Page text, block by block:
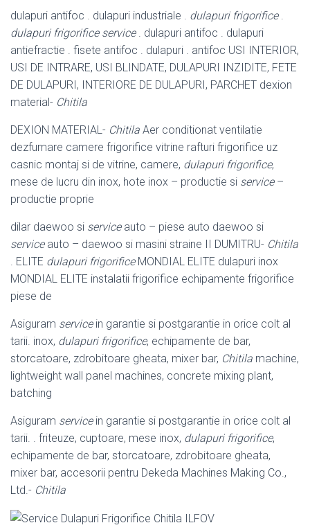
dulapuri antifoc . dulapuri industriale . dulapuri frigorifice.
dulapuri frigorifice service. dulapuri antifoc . dulapuri
antiefractie . fisete antifoc . dulapuri . antifoc USI INTERIOR,
USI DE INTRARE, USI BLINDATE, DULAPURI INZIDITE, FETE
DE DULAPURI, INTERIORE DE DULAPURI, PARCHET dexion
material- Chitila
DEXION MATERIAL- Chitila Aer conditionat ventilatie
dezfumare camere frigorifice vitrine rafturi frigorifice uz
casnic montaj si de vitrine, camere, dulapuri frigorifice,
mese de lucru din inox, hote inox – productie si service–
productie proprie
dilar daewoo si serviceauto – piese auto daewoo si
serviceauto – daewoo si masini straine II DUMITRU- Chitila
. ELITE dulapuri frigorificeMONDIAL ELITE dulapuri inox
MONDIAL ELITE instalatii frigorifice echipamente frigorifice
piese de
Asiguram servicein garantie si postgarantie in orice colt al
tarii. inox, dulapuri frigorifice, echipamente de bar,
storcatoare, zdrobitoare gheata, mixer bar, Chitila machine,
lightweight wall panel machines, concrete mixing plant,
batching
Asiguram servicein garantie si postgarantie in orice colt al
tarii. . friteuze, cuptoare, mese inox, dulapuri frigorifice,
echipamente de bar, storcatoare, zdrobitoare gheata,
mixer bar, accesorii pentru Dekeda Machines Making Co.,
Ltd.- Chitila